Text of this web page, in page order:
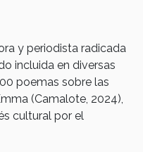
y periodista radicada
incluida en diversas
poemas sobre las
(Camalote, 2024),
cultural por el